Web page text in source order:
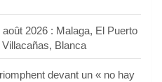
2026 : Malaga, El Puerto
Blanca
devant un « no hay